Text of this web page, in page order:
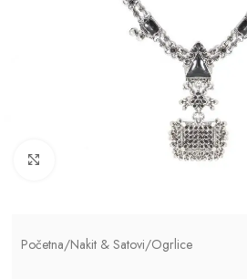
Početna/Nakit & Satovi/Ogrlice